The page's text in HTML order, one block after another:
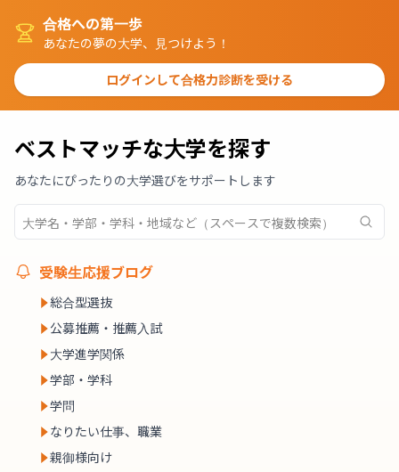
合格への第一歩
あなたの夢の大学、見つけよう！
ログインして合格力診断を受ける
ベストマッチな大学を探す
あなたにぴったりの大学選びをサポートします
受験生応援ブログ
総合型選抜
公募推薦・推薦入試
大学進学関係
学部・学科
学問
なりたい仕事、職業
親御様向け